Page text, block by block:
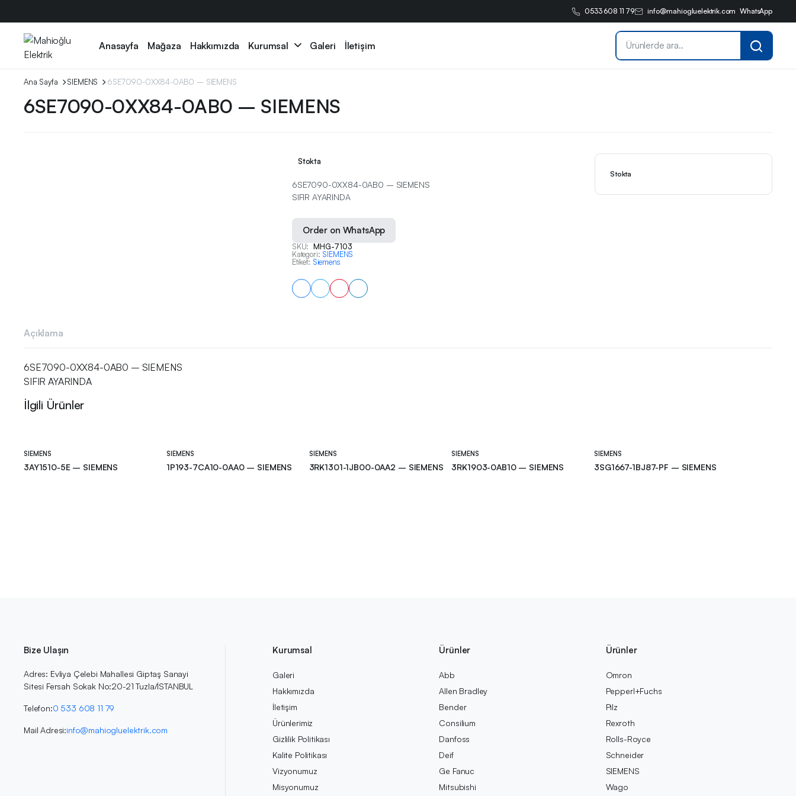
0533 608 11 79 info@mahiogluelektrik.com WhatsApp
Anasayfa Mağaza Hakkımızda Kurumsal Galeri İletişim
Ana Sayfa SIEMENS 6SE7090-0XX84-0AB0 – SIEMENS
6SE7090-0XX84-0AB0 – SIEMENS
Stokta
Stokta
6SE7090-0XX84-0AB0 – SIEMENS
SIFIR AYARINDA
Order on WhatsApp
SKU: MHG-7103
Kategori: SIEMENS
Etiket: Siemens
Açıklama
6SE7090-0XX84-0AB0 – SIEMENS
SIFIR AYARINDA
İlgili Ürünler
SIEMENS
3AY1510-5E – SIEMENS
SIEMENS
1P193-7CA10-0AA0 – SIEMENS
SIEMENS
3RK1301-1JB00-0AA2 – SIEMENS
SIEMENS
3RK1903-0AB10 – SIEMENS
SIEMENS
3SG1667-1BJ87-PF – SIEMENS
Bize Ulaşın
Adres: Evliya Çelebi Mahallesi Giptaş Sanayi
Sitesi Fersah Sokak No:20-21 Tuzla/İSTANBUL
Telefon:0 533 608 11 79
Mail Adresi:info@mahiogluelektrik.com
Kurumsal
Galeri
Hakkımızda
İletişim
Ürünlerimiz
Gizlilik Politikası
Kalite Politikası
Vizyonumuz
Misyonumuz
Ürünler
Abb
Allen Bradley
Bender
Consilium
Danfoss
Deif
Ge Fanuc
Mitsubishi
Ürünler
Omron
Pepperl+Fuchs
Pilz
Rexroth
Rolls-Royce
Schneider
SIEMENS
Wago